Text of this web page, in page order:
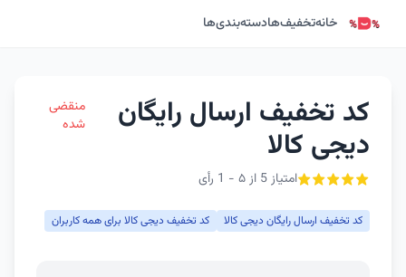
خانهتخفیف‌هادسته‌بندی‌ها
کد تخفیف ارسال رایگان
دیجی کالا
امتیاز 5 از ۵ - 1 رأی
منقضی
شده
کد تخفیف ارسال رایگان دیجی کالا کد تخفیف دیجی کالا برای همه کاربران